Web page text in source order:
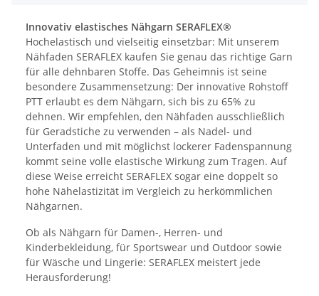
Innovativ elastisches Nähgarn SERAFLEX®
Hochelastisch und vielseitig einsetzbar: Mit unserem
Nähfaden SERAFLEX kaufen Sie genau das richtige Garn
für alle dehnbaren Stoffe. Das Geheimnis ist seine
besondere Zusammensetzung: Der innovative Rohstoff
PTT erlaubt es dem Nähgarn, sich bis zu 65% zu
dehnen. Wir empfehlen, den Nähfaden ausschließlich
für Geradstiche zu verwenden – als Nadel- und
Unterfaden und mit möglichst lockerer Fadenspannung
kommt seine volle elastische Wirkung zum Tragen. Auf
diese Weise erreicht SERAFLEX sogar eine doppelt so
hohe Nähelastizität im Vergleich zu herkömmlichen
Nähgarnen.
Ob als Nähgarn für Damen-, Herren- und
Kinderbekleidung, für Sportswear und Outdoor sowie
für Wäsche und Lingerie: SERAFLEX meistert jede
Herausforderung!